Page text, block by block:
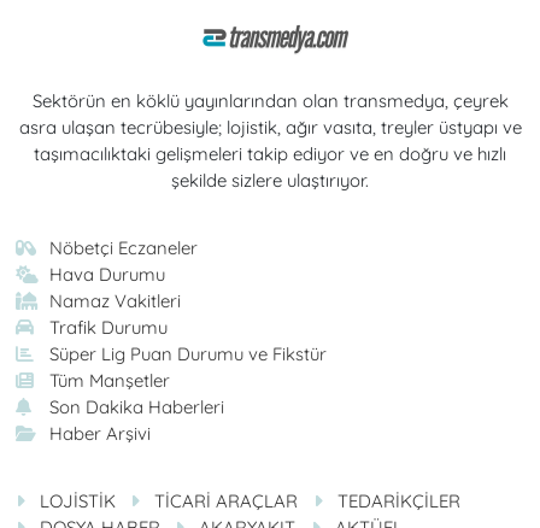
Sektörün en köklü yayınlarından olan transmedya, çeyrek
asra ulaşan tecrübesiyle; lojistik, ağır vasıta, treyler üstyapı ve
taşımacılıktaki gelişmeleri takip ediyor ve en doğru ve hızlı
şekilde sizlere ulaştırıyor.
Nöbetçi Eczaneler
Hava Durumu
Namaz Vakitleri
Trafik Durumu
Süper Lig Puan Durumu ve Fikstür
Tüm Manşetler
Son Dakika Haberleri
Haber Arşivi
LOJİSTİK TİCARİ ARAÇLAR
TEDARİKÇİLER